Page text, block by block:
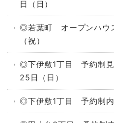
日（日）
◎若葉町 オープンハウ
（祝）
◎下伊敷1丁目 予約制
25日（日）
◎下伊敷1丁目 予約制